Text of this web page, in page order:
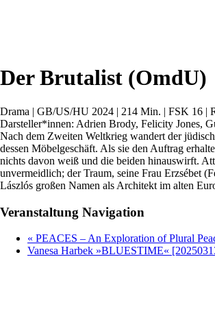
Der Brutalist (OmdU)
Drama | GB/US/HU 2024 | 214 Min. | FSK 16 |
Darsteller*innen: Adrien Brody, Felicity Jones,
Nach dem Zweiten Weltkrieg wandert der
dessen Möbelgeschäft. Als sie den Auftrag
nichts davon weiß und die beiden hinauswirft.
unvermeidlich; der Traum, seine Frau Erzsébet
Lászlós großen Namen als Architekt im alten
Veranstaltung Navigation
« PEACES – An Exploration of Plural
Vanesa Harbek »BLUESTIME«